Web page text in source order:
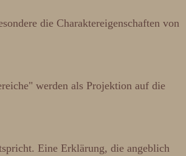
die Charaktereigenschaften von
werden als Projektion auf die
Eine Erklärung, die angeblich